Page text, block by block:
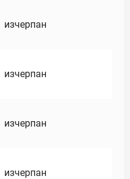
изчерпан
изчерпан
изчерпан
изчерпан